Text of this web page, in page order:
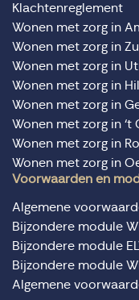
Klachtenreglement
Wonen met zorg in
Wonen met zorg in
Wonen met zorg in
Wonen met zorg in
Wonen met zorg in
Wonen met zorg in ‘t
Wonen met zorg in
Wonen met zorg in
Voorwaarden en
Algemene
Bijzondere module
Bijzondere module
Bijzondere module
Algemene